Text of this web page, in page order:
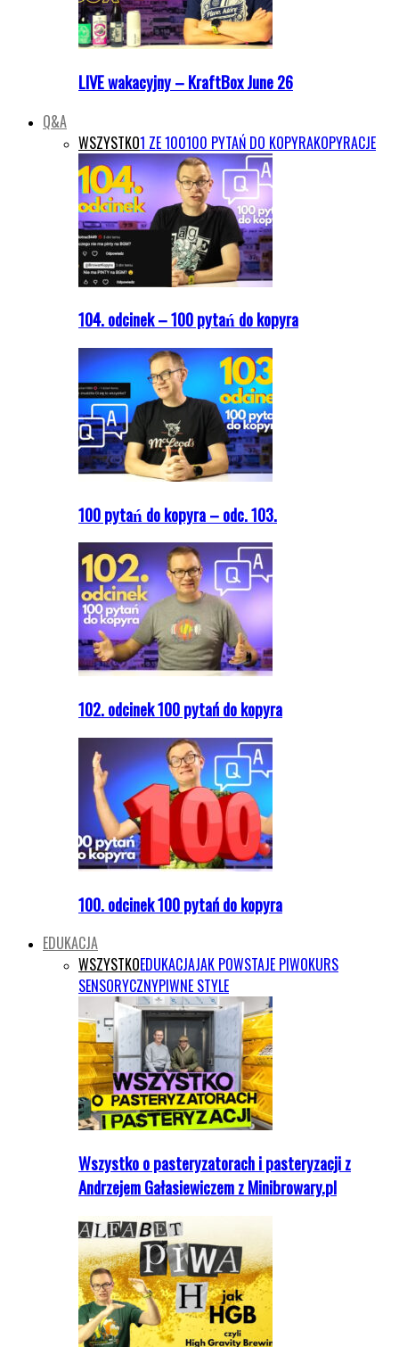
LIVE wakacyjny – KraftBox June 26
Q&A
WSZYSTKO1 ZE 100100 PYTAŃ DO KOPYRAKOPYRACJE
104. odcinek – 100 pytań do kopyra
100 pytań do kopyra – odc. 103.
102. odcinek 100 pytań do kopyra
100. odcinek 100 pytań do kopyra
EDUKACJA
WSZYSTKOEDUKACJAJAK POWSTAJE PIWOKURS
SENSORYCZNYPIWNE STYLE
Wszystko o pasteryzatorach i pasteryzacji z
Andrzejem Gałasiewiczem z Minibrowary.pl